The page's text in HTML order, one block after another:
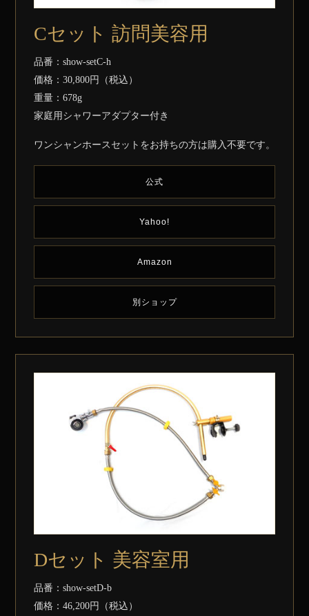
Cセット 訪問美容用
品番：show-setC-h
価格：30,800円（税込）
重量：678g
家庭用シャワーアダプター付き
ワンシャンホースセットをお持ちの方は購入不要です。
公式
Yahoo!
Amazon
別ショップ
Dセット 美容室用
品番：show-setD-b
価格：46,200円（税込）